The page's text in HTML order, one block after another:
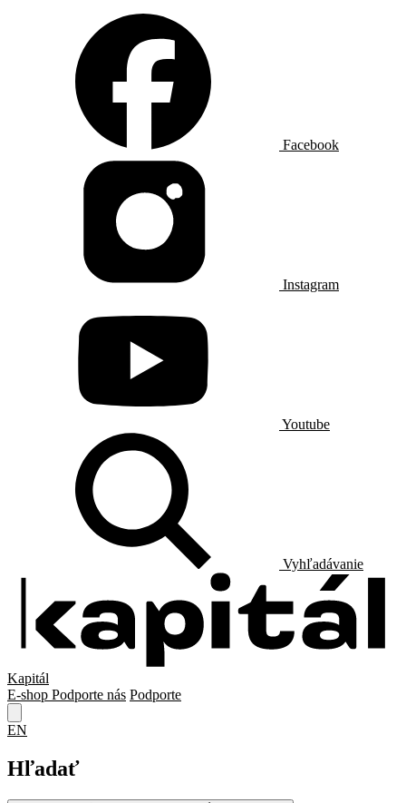
Facebook
Instagram
Youtube
Vyhľadávanie
Kapitál
E-shop Podporte nás Podporte
EN
Hľadať